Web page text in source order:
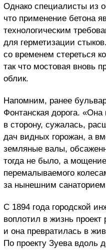
Однако специалисты из
что применение бетона
технологическим
для герметизации
со временем стереться
так что мостовая вновь
облик.
Напомним, ранее
Фонтанская дорога.
в сторону, сужалась,
дач видных горожан, а
земляные валы,
тогда не было, а
перемалываемого
за нынешним
С 1894 года городской
воплотил в жизнь проект
и она превратилась в
По проекту Зуева вдоль